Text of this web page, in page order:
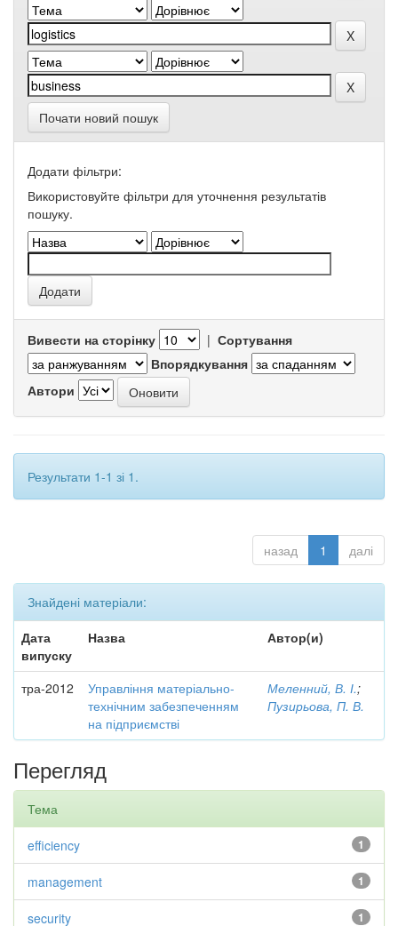
Почати новий пошук
Додати фільтри:
Використовуйте фільтри для уточнення результатів
пошуку.
Вивести на сторінку | Сортування
Впорядкування
Автори
Результати 1-1 зі 1.
назад 1 далі
Знайдені матеріали:
Дата
випуску
Назва Автор(и)
тра-2012
Управління матеріально-
технічним забезпеченням
на підприємстві
Меленний, В. І.;
Пузирьова, П. В.
Перегляд
Тема
1
efficiency
1
management
1
security